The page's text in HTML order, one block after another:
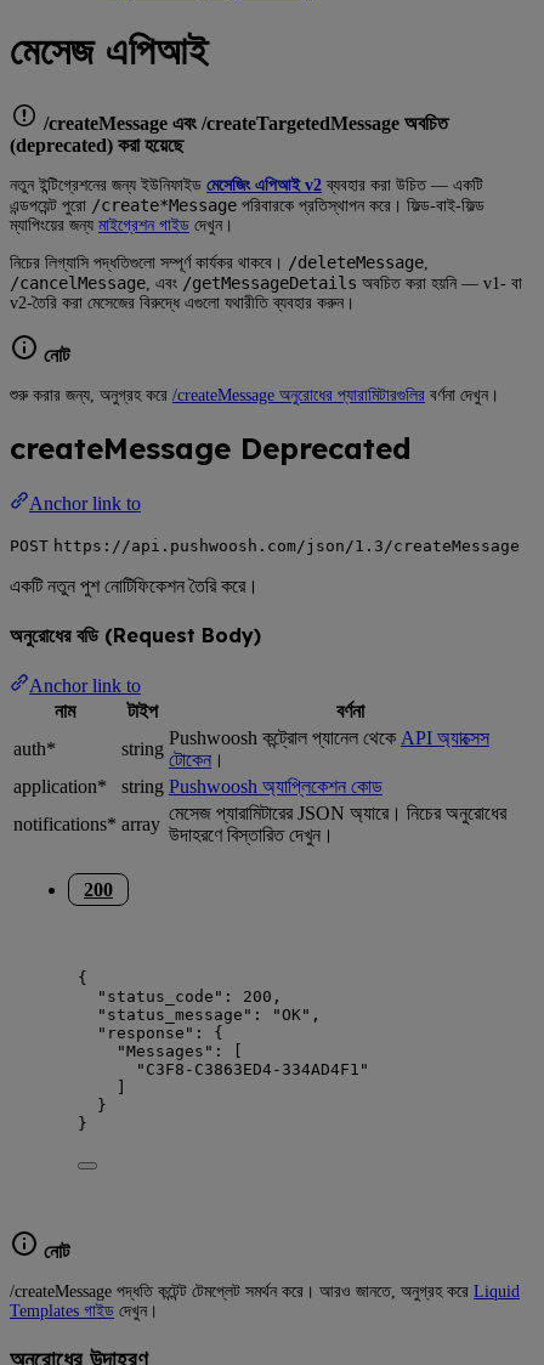
মেসেজ এপিআই
/createMessage এবং /createTargetedMessage অবচিত
(deprecated) করা হয়েছে
নতুন ইন্টিগ্রেশনের জন্য ইউনিফাইড মেসেজিং এপিআই v2 ব্যবহার করা উচিত — একটি
এন্ডপয়েন্ট পুরো /create*Message পরিবারকে প্রতিস্থাপন করে। ফিল্ড-বাই-ফিল্ড
ম্যাপিংয়ের জন্য মাইগ্রেশন গাইড দেখুন।
নিচের লিগ্যাসি পদ্ধতিগুলো সম্পূর্ণ কার্যকর থাকবে। /deleteMessage
/cancelMessage , এবং /getMessageDetails অবচিত করা হয়নি — v1- বা
v2-তৈরি করা মেসেজের বিরুদ্ধে এগুলো যথারীতি ব্যবহার করুন।
নোট
শুরু করার জন্য, অনুগ্রহ করে /createMessage অনুরোধের প্যারামিটারগুলির বর্ণনা দেখুন।
createMessage Deprecated
Anchor link to
POST https://api.pushwoosh.com/json/1.3/createMessage
একটি নতুন পুশ নোটিফিকেশন তৈরি করে।
অনুরোধের বডি (Request Body)
Anchor link to
নাম
টাইপ
বর্ণনা
auth*
string
Pushwoosh কন্ট্রোল প্যানেল থেকে API অ্যাক্সেস
টোকেন ।
application*
string Pushwoosh অ্যাপ্লিকেশন কোড
notifications* array
মেসেজ প্যারামিটারের JSON অ্যারে। নিচের অনুরোধের
উদাহরণে বিস্তারিত দেখুন।
200
{
"status_code" : 200 ,
"status_message" : "OK" ,
"response" : {
"Messages" : [
" C3F8-C3863ED4-334AD4F1 "
}
}
নোট
/createMessage পদ্ধতি কন্টেন্ট টেমপ্লেট সমর্থন করে। আরও জানতে, অনুগ্রহ করে Liquid
Templates গাইড দেখুন।
অনুরোধের উদাহরণ